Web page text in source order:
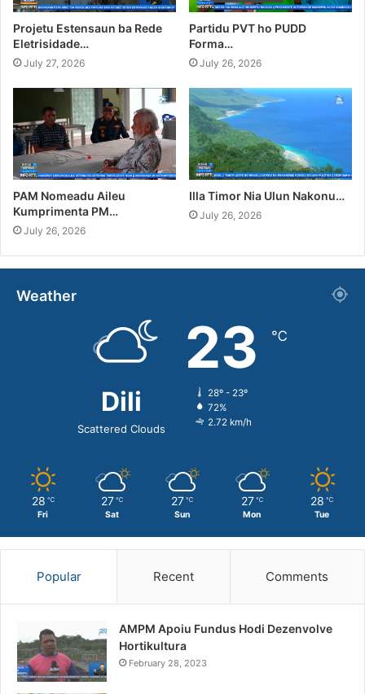
Projetu Estensaun ba Rede
Eletrisidade…
July 27, 2026
Partidu PVT ho PUDD
Forma…
July 26, 2026
PAM Nomeadu Aileu
Kumprimenta PM…
July 26, 2026
Illa Timor Nia Ulun Nakonu…
July 26, 2026
Weather
Dili
Scattered Clouds
23 ℃
28º - 23º
72%
2.72 km/h
28 ℃
Fri
27 ℃
Sat
27 ℃
Sun
27 ℃
Mon
28 ℃
Tue
Popular Recent Comments
AMPM Apoiu Fundus Hodi Dezenvolve
Hortikultura
February 28, 2023